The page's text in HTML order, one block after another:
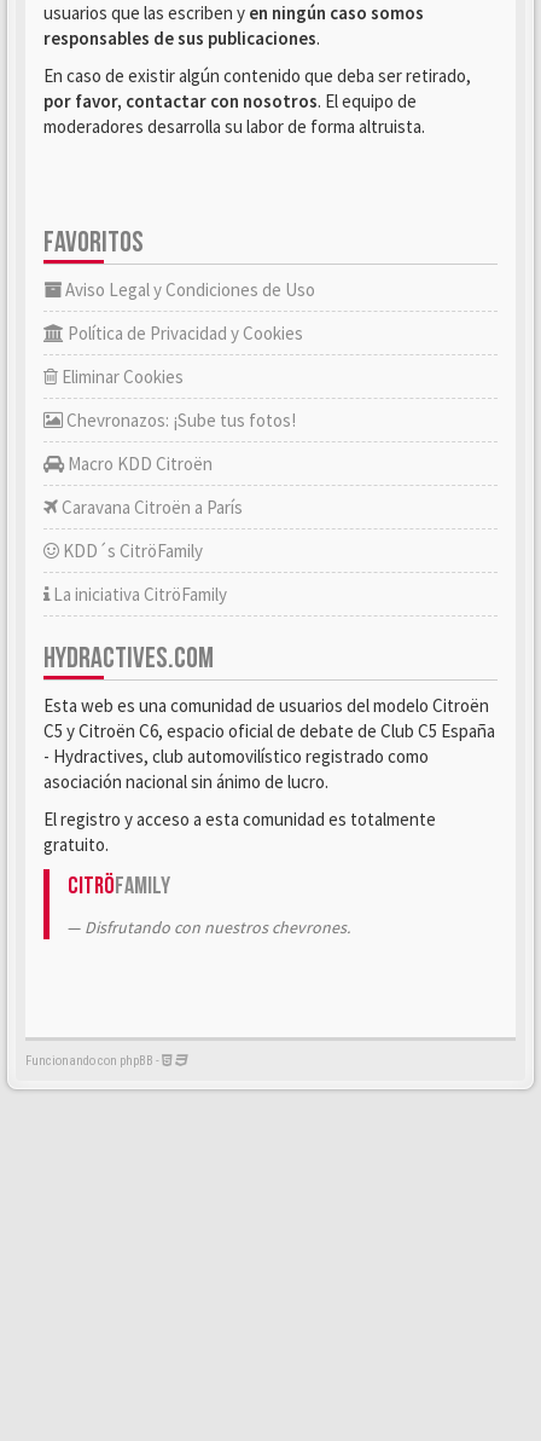
usuarios que las escriben y en ningún caso somos
responsables de sus publicaciones.
En caso de existir algún contenido que deba ser retirado,
por favor, contactar con nosotros. El equipo de
moderadores desarrolla su labor de forma altruista.
FAVORITOS
Aviso Legal y Condiciones de Uso
Política de Privacidad y Cookies
Eliminar Cookies
Chevronazos: ¡Sube tus fotos!
Macro KDD Citroën
Caravana Citroën a París
KDD´s CitröFamily
La iniciativa CitröFamily
HYDRACTIVES.COM
Esta web es una comunidad de usuarios del modelo Citroën
C5 y Citroën C6, espacio oficial de debate de Club C5 España
- Hydractives, club automovilístico registrado como
asociación nacional sin ánimo de lucro.
El registro y acceso a esta comunidad es totalmente
gratuito.
CitröFamily
Disfrutando con nuestros chevrones.
Funcionando con phpBB -